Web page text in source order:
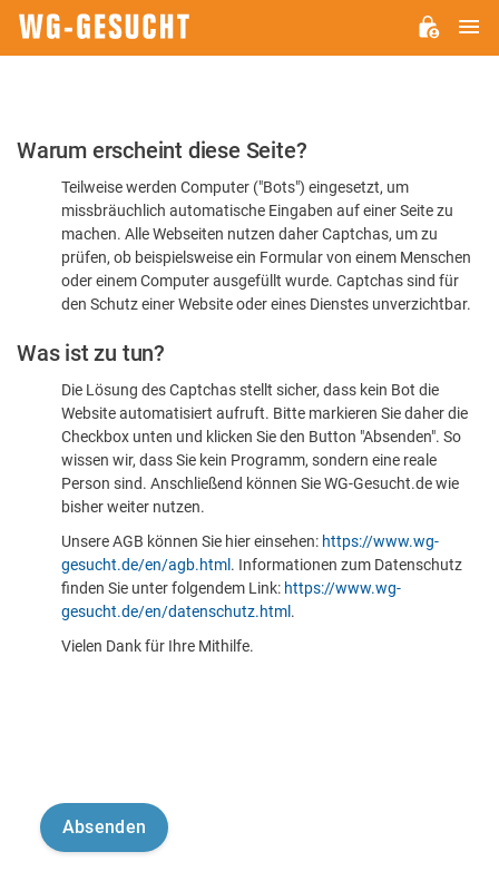
Bitte
dass
sind
Warum erscheint diese Seite?
Teilweise werden Computer ("Bots") eingesetzt, um
missbräuchlich automatische Eingaben auf einer Seite zu
machen. Alle Webseiten nutzen daher Captchas, um zu
prüfen, ob beispielsweise ein Formular von einem Menschen
oder einem Computer ausgefüllt wurde. Captchas sind für
den Schutz einer Website oder eines Dienstes unverzichtbar.
Was ist zu tun?
Die Lösung des Captchas stellt sicher, dass kein Bot die
Website automatisiert aufruft. Bitte markieren Sie daher die
Checkbox unten und klicken Sie den Button "Absenden". So
wissen wir, dass Sie kein Programm, sondern eine reale
Person sind. Anschließend können Sie WG-Gesucht.de wie
bisher weiter nutzen.
Unsere AGB können Sie hier einsehen: https://www.wg-
gesucht.de/en/agb.html . Informationen zum Datenschutz
finden Sie unter folgendem Link: https://www.wg-
gesucht.de/en/datenschutz.html .
Vielen Dank für Ihre Mithilfe.